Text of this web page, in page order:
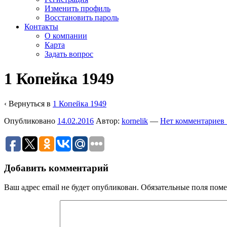
Изменить профиль
Восстановить пароль
Контакты
О компании
Карта
Задать вопрос
1 Копейка 1949
‹ Вернуться в 1 Копейка 1949
Опубликовано 14.02.2016 Автор: kornelik — Нет комментариев
Добавить комментарий
Ваш адрес email не будет опубликован. Обязательные поля